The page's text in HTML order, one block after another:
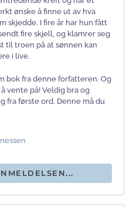
ønske å finne ut av hva
skjedde. I fire år har hun fått
fire skjell, og klamrer seg
til troen på at sønnen kan
i live.
bok fra denne forfatteren. Og
vente på! Veldig bra og
fra første ord. Denne må du